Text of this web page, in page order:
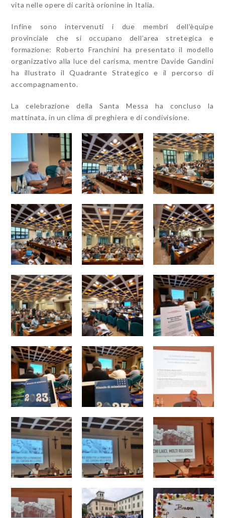
vita nelle opere di carità orionine in Italia.
Infine sono intervenuti i due membri dell’èquipe
provinciale che si occupano dell’area stretegica e
formazione: Roberto Franchini ha presentato il modello
organizzativo alla luce del carisma, mentre Davide Gandini
ha illustrato il Quadrante Strategico e il percorso di
accompagnamento.
La celebrazione della Santa Messa ha concluso la
mattinata, in un clima di preghiera e di condivisione.